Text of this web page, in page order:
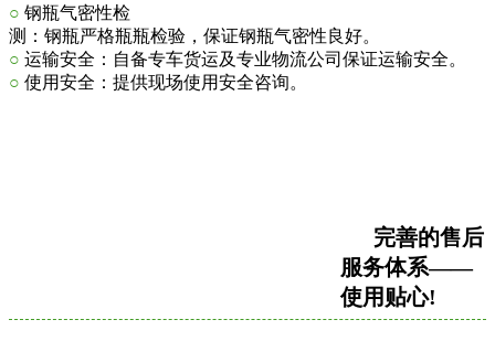
○ 钢瓶气密性检
测：钢瓶严格瓶瓶检验，保证钢瓶气密性良好。
○ 运输安全：自备专车货运及专业物流公司保证运输安全。
○ 使用安全：提供现场使用安全咨询。
完善的售后
服务体系——
使用贴心!